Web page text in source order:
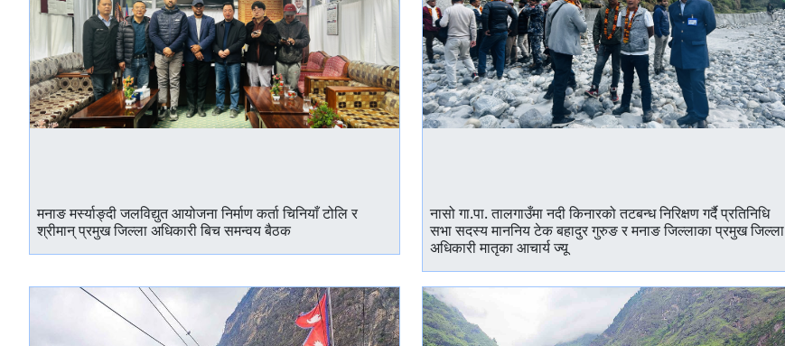
मनाङ मर्स्याङ्दी जलविद्युत आयोजना निर्माण कर्ता चिनियाँ टोलि र
श्रीमान् प्रमुख जिल्ला अधिकारी बिच समन्वय बैठक
नासो गा.पा. तालगाउँमा नदी किनारको तटबन्ध निरिक्षण गर्दै प्रतिनिधि
सभा सदस्य माननिय टेक बहादुर गुरुङ र मनाङ जिल्लाका प्रमुख जिल्ला
अधिकारी मातृका आचार्य ज्यू